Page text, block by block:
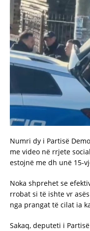
Numri dy i Partisë
me video në rrjete
estojnë me dh unë 15-
Noka shprehet se
rrobat si të ishte vr
nga prangat të cilat ia
Sakaq, deputeti i